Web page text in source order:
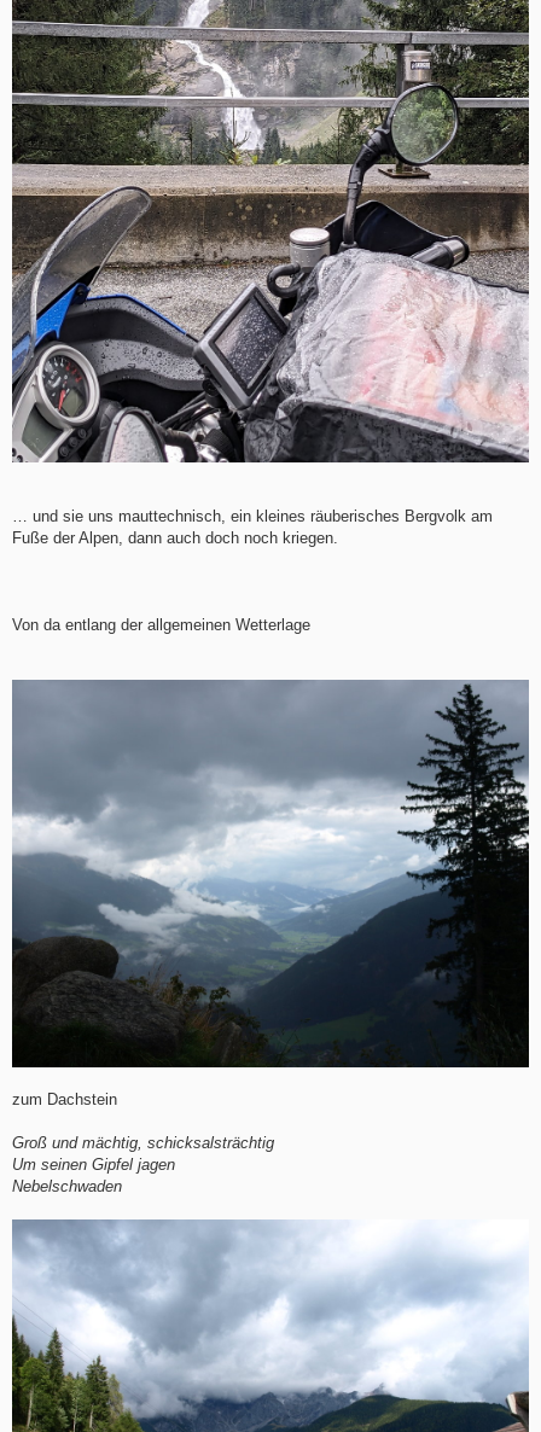
… und sie uns mauttechnisch, ein kleines räuberisches Bergvolk am
Fuße der Alpen, dann auch doch noch kriegen.
Von da entlang der allgemeinen Wetterlage
zum Dachstein
Groß und mächtig, schicksalsträchtig
Um seinen Gipfel jagen
Nebelschwaden